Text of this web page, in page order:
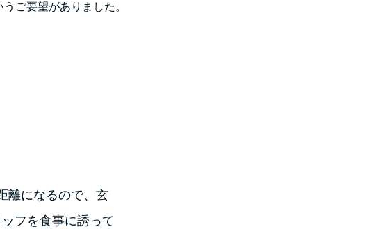
ご要望がありました。
離になるので、玄
フを食事に誘って